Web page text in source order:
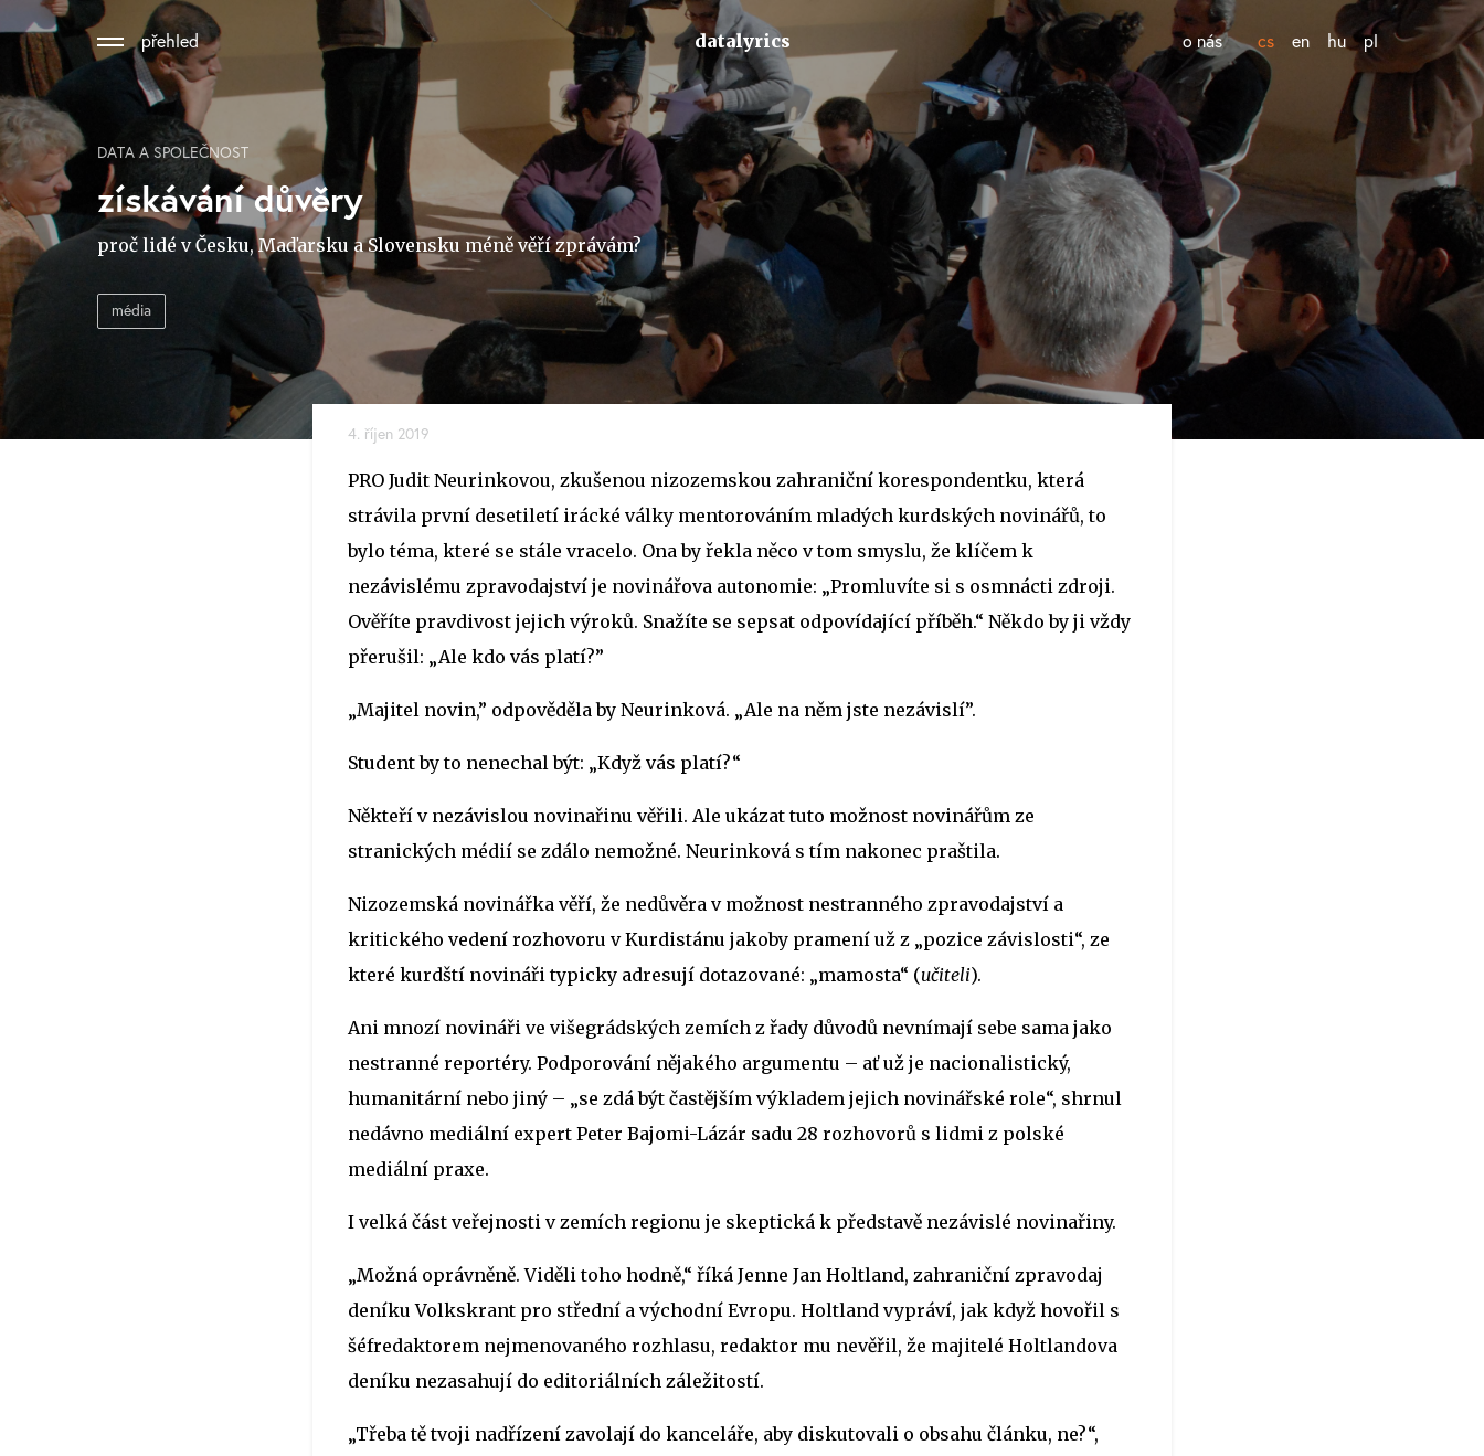
přehled datalyrics o nás cs en hu pl
DATA A SPOLEČNOST
získávání důvěry
proč lidé v Česku, Maďarsku a Slovensku méně věří zprávám?
média
4. říjen 2019
PRO Judit Neurinkovou, zkušenou nizozemskou zahraniční korespondentku, která
strávila první desetiletí irácké války mentorováním mladých kurdských novinářů, to
bylo téma, které se stále vracelo. Ona by řekla něco v tom smyslu, že klíčem k
nezávislému zpravodajství je novinářova autonomie: „Promluvíte si s osmnácti zdroji.
Ověříte pravdivost jejich výroků. Snažíte se sepsat odpovídající příběh.“ Někdo by ji vždy
přerušil: „Ale kdo vás platí?”
„Majitel novin,” odpověděla by Neurinková. „Ale na něm jste nezávislí”.
Student by to nenechal být: „Když vás platí?“
Někteří v nezávislou novinařinu věřili. Ale ukázat tuto možnost novinářům ze
stranických médií se zdálo nemožné. Neurinková s tím nakonec praštila.
Nizozemská novinářka věří, že nedůvěra v možnost nestranného zpravodajství a
kritického vedení rozhovoru v Kurdistánu jakoby pramení už z „pozice závislosti“, ze
které kurdští novináři typicky adresují dotazované: „mamosta“ (učiteli).
Ani mnozí novináři ve višegrádských zemích z řady důvodů nevnímají sebe sama jako
nestranné reportéry. Podporování nějakého argumentu – ať už je nacionalistický,
humanitární nebo jiný – „se zdá být častějším výkladem jejich novinářské role“, shrnul
nedávno mediální expert Peter Bajomi-Lázár sadu 28 rozhovorů s lidmi z polské
mediální praxe.
I velká část veřejnosti v zemích regionu je skeptická k představě nezávislé novinařiny.
„Možná oprávněně. Viděli toho hodně,“ říká Jenne Jan Holtland, zahraniční zpravodaj
deníku Volkskrant pro střední a východní Evropu. Holtland vypráví, jak když hovořil s
šéfredaktorem nejmenovaného rozhlasu, redaktor mu nevěřil, že majitelé Holtlandova
deníku nezasahují do editoriálních záležitostí.
„Třeba tě tvoji nadřízení zavolají do kanceláře, aby diskutovali o obsahu článku, ne?“,